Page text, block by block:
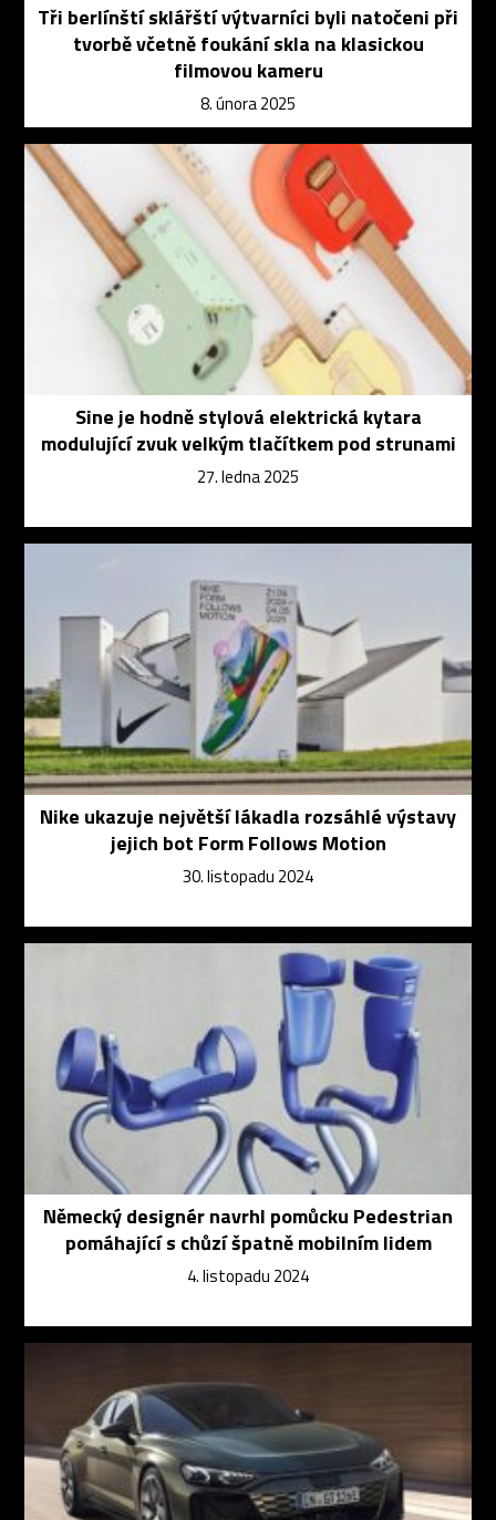
Tři berlínští sklářští výtvarníci byli natočeni při
tvorbě včetně foukání skla na klasickou
filmovou kameru
8. února 2025
Sine je hodně stylová elektrická kytara
modulující zvuk velkým tlačítkem pod strunami
27. ledna 2025
Nike ukazuje největší lákadla rozsáhlé výstavy
jejich bot Form Follows Motion
30. listopadu 2024
Německý designér navrhl pomůcku Pedestrian
pomáhající s chůzí špatně mobilním lidem
4. listopadu 2024